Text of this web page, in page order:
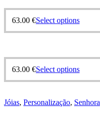
63.00 €Select options
63.00 €Select options
Jóias, Personalização, Senhora